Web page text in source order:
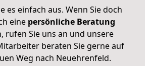
es einfach aus. Wenn Sie doch
eine persönliche Beratung
rufen Sie uns an und unsere
beraten Sie gerne auf
Weg nach Neuehrenfeld.